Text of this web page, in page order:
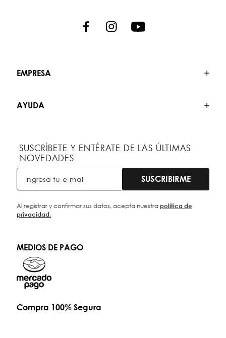
EMPRESA
AYUDA
SUSCRÍBETE Y ENTÉRATE DE LAS ÚLTIMAS
NOVEDADES
SUSCRIBIRME
Al registrar y confirmar sus datos, acepta nuestrapolítica de
privacidad.
MEDIOS DE PAGO
Compra 100% Segura